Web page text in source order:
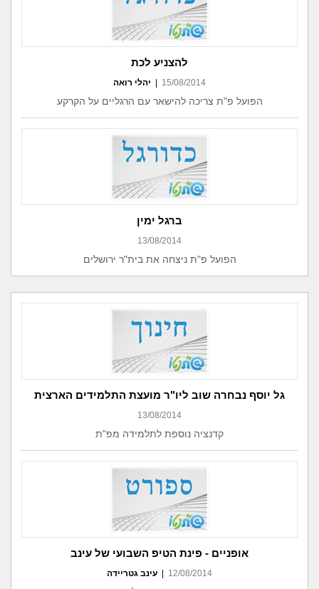
להצניע לכת
15/08/2014 יהלי רואה
הפועל פ"ת צריכה להישאר עם הרגליים על הקרקע
ברגל ימין
13/08/2014
הפועל פ"ת ניצחה את בית"ר ירושלים
גל יוסף נבחרה שוב ליו"ר מועצת התלמידים הארצית
13/08/2014
קדנציה נוספת לתלמידה מפ"ת
אופניים - פינת הטיפ השבועי של עינב
12/08/2014 עינב גטריידה